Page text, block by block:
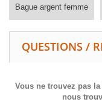
Bague argent femme
QUESTIONS /
Vous ne trouvez pas
nous